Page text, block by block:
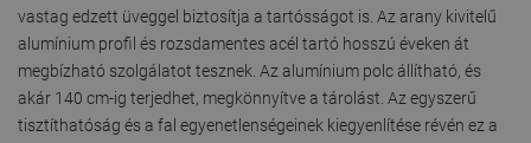
vastag edzett üveggel biztosítja a tartósságot is. Az arany kivitelű
alumínium profil és rozsdamentes acél tartó hosszú éveken át
megbízható szolgálatot tesznek. Az alumínium polc állítható, és
akár 140 cm-ig terjedhet, megkönnyítve a tárolást. Az egyszerű
tisztíthatóság és a fal egyenetlenségeinek kiegyenlítése révén ez a